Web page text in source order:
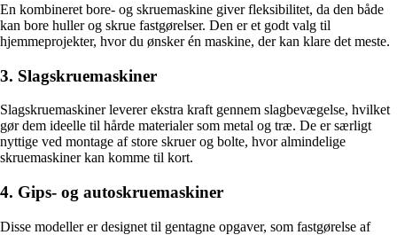
En kombineret bore- og skruemaskine giver fleksibilitet, da den både
kan bore huller og skrue fastgørelser. Den er et godt valg til
hjemmeprojekter, hvor du ønsker én maskine, der kan klare det meste.
3. Slagskruemaskiner
Slagskruemaskiner leverer ekstra kraft gennem slagbevægelse, hvilket
gør dem ideelle til hårde materialer som metal og træ. De er særligt
nyttige ved montage af store skruer og bolte, hvor almindelige
skruemaskiner kan komme til kort.
4. Gips- og autoskruemaskiner
Disse modeller er designet til gentagne opgaver, som fastgørelse af